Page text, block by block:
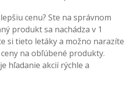
cenu? Ste na správnom
produkt sa nachádza v 1
si tieto letáky a možno narazíte
na obľúbené produkty.
je hľadanie akcií rýchle a